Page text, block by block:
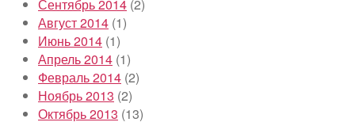
Сентябрь 2014 (2)
Август 2014 (1)
Июнь 2014 (1)
Апрель 2014 (1)
Февраль 2014 (2)
Ноябрь 2013 (2)
Октябрь 2013 (13)